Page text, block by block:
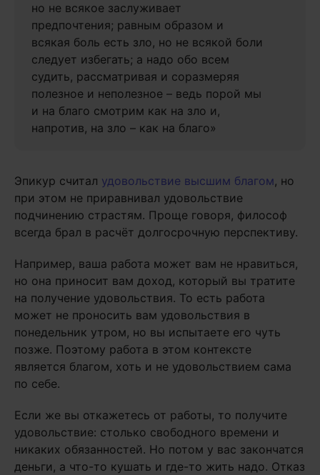
но не всякое заслуживает
предпочтения; равным образом и
всякая боль есть зло, но не всякой боли
следует избегать; а надо обо всем
судить, рассматривая и соразмеряя
полезное и неполезное – ведь порой мы
и на благо смотрим как на зло и,
напротив, на зло – как на благо»
Эпикур считал удовольствие высшим благом, но
при этом не приравнивал удовольствие
подчинению страстям. Проще говоря, философ
всегда брал в расчёт долгосрочную перспективу.
Например, ваша работа может вам не нравиться,
но она приносит вам доход, который вы тратите
на получение удовольствия. То есть работа
может не проносить вам удовольствия в
понедельник утром, но вы испытаете его чуть
позже. Поэтому работа в этом контексте
является благом, хоть и не удовольствием сама
по себе.
Если же вы откажетесь от работы, то получите
удовольствие: столько свободного времени и
никаких обязанностей. Но потом у вас закончатся
деньги, а что-то кушать и где-то жить надо. Отказ